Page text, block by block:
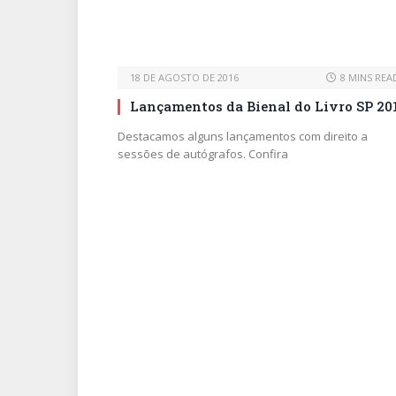
18 DE AGOSTO DE 2016 8 MINS
Lançamentos da Bienal do Livro SP
Destacamos alguns lançamentos com direito a
sessões de autógrafos. Confira